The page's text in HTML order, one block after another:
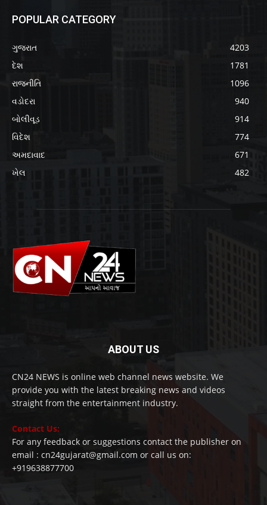
POPULAR CATEGORY
ગુજરાત
4203
દેશ
1781
રાજનીતિ
1096
વડોદરા
940
બોલીવૂડ
914
વિદેશ
774
અમદાવાદ
671
ખેલ
482
ABOUT US
CN24 NEWS is online web channel news website. We
provide you with the latest breaking news and videos
straight from the entertainment industry.
Contact Us:
For any feedback or suggestions contact the publisher on
email : cn24gujarat@gmail.com or call us on:
+919638877700